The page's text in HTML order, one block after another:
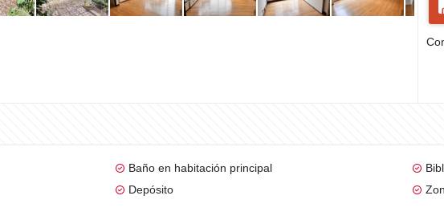
Baño en habitación principal
Depósito